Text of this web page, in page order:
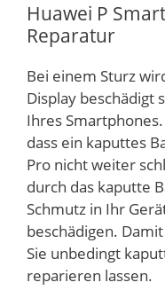
Huawei P
Reparatur
Bei einem Sturz
Display beschädigt
Ihres
dass ein kaputtes
Pro nicht weiter
durch das kaputte
Schmutz in Ihr
beschädigen.
Sie unbedingt
reparieren lassen.